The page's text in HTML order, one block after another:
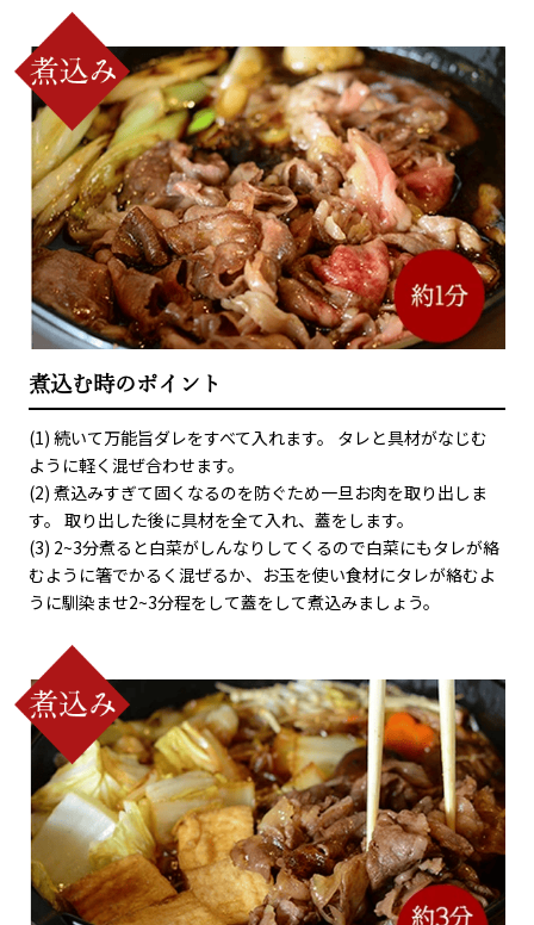
煮込む時のポイント
(1) 続いて万能旨ダレをすべて入れます。 タレと具材がなじむ
ように軽く混ぜ合わせます。
(2) 煮込みすぎて固くなるのを防ぐため一旦お肉を取り出しま
す。 取り出した後に具材を全て入れ、蓋をします。
(3) 2~3分煮ると白菜がしんなりしてくるので白菜にもタレが絡
むように箸でかるく混ぜるか、お玉を使い食材にタレが絡むよ
うに馴染ませ2~3分程をして蓋をして煮込みましょう。